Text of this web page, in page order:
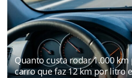
Quanto custa rodar 1.000
carro que faz 12 km por litro